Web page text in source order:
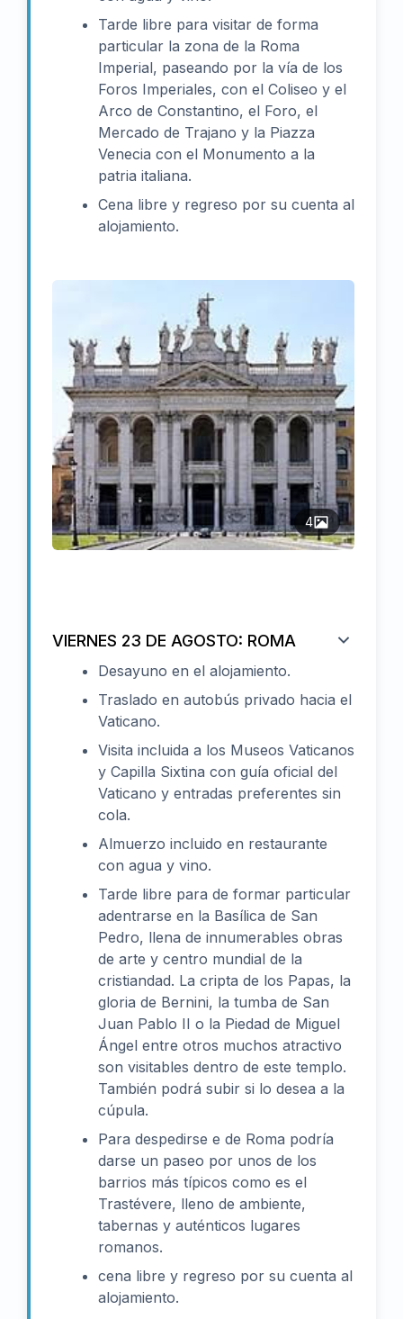
Tarde libre para visitar de forma
particular la zona de la Roma
Imperial, paseando por la vía de los
Foros Imperiales, con el Coliseo y el
Arco de Constantino, el Foro, el
Mercado de Trajano y la Piazza
Venecia con el Monumento a la
patria italiana.
Cena libre y regreso por su cuenta al
alojamiento.
4
VIERNES 23 DE AGOSTO: ROMA
Desayuno en el alojamiento.
Traslado en autobús privado hacia el
Vaticano.
Visita incluida a los Museos Vaticanos
y Capilla Sixtina con guía oficial del
Vaticano y entradas preferentes sin
cola.
Almuerzo incluido en restaurante
con agua y vino.
Tarde libre para de formar particular
adentrarse en la Basílica de San
Pedro, llena de innumerables obras
de arte y centro mundial de la
cristiandad. La cripta de los Papas, la
gloria de Bernini, la tumba de San
Juan Pablo II o la Piedad de Miguel
Ángel entre otros muchos atractivo
son visitables dentro de este templo.
También podrá subir si lo desea a la
cúpula.
Para despedirse e de Roma podría
darse un paseo por unos de los
barrios más típicos como es el
Trastévere, lleno de ambiente,
tabernas y auténticos lugares
romanos.
cena libre y regreso por su cuenta al
alojamiento.